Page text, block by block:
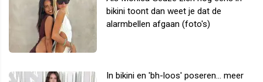
bikini toont dan weet je dat de
alarmbellen afgaan (foto's)
In bikini en 'bh-loos' poseren... meer